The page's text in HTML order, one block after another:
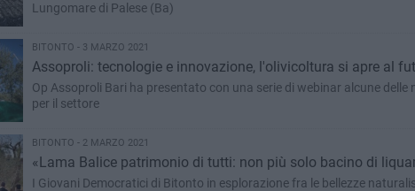
Lungomare di Palese (Ba)
BITONTO - 3 MARZO 2021
Assoproli: tecnologie e innovazione, l'olivicoltura si apre al
Op Assoproli Bari ha presentato con una serie di webinar alcune
per il settore
BITONTO - 2 MARZO 2021
«Lama Balice patrimonio di tutti: non più solo bacino di
I Giovani Democratici di Bitonto in esplorazione fra le bellezze